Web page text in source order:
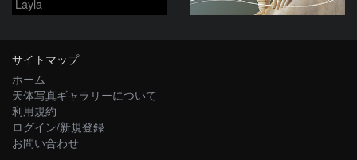
Layla
サイトマップ
ホーム
天体写真ギャラリーについて
利用規約
ログイン/新規登録
お問い合わせ